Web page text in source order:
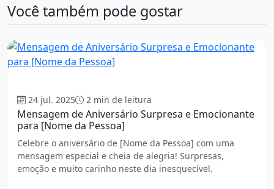
Você também pode gostar
24 jul. 2025 2 min de leitura
Mensagem de Aniversário Surpresa e Emocionante
para [Nome da Pessoa]
Celebre o aniversário de [Nome da Pessoa] com uma
mensagem especial e cheia de alegria! Surpresas,
emoção e muito carinho neste dia inesquecível.